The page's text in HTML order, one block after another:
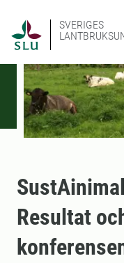
SVERIGES
Resultat